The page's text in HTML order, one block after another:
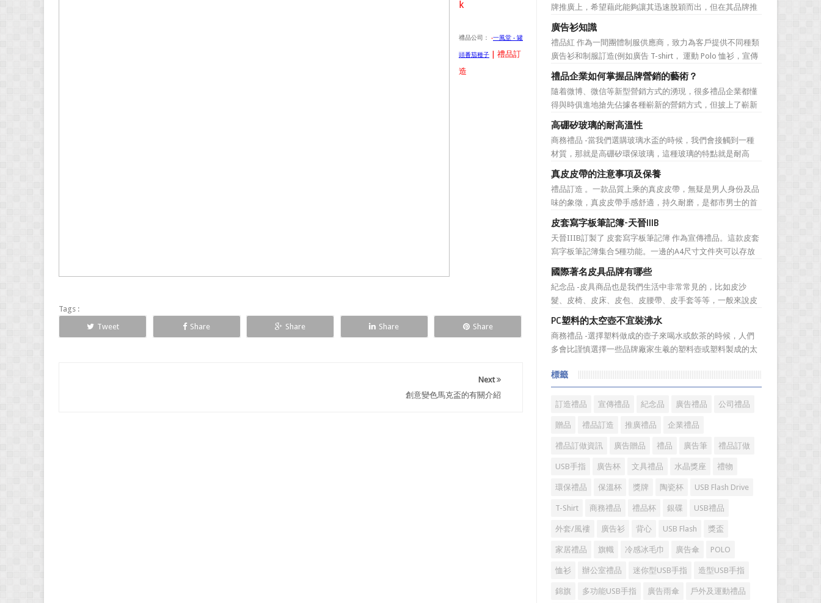
k
禮品公司： -一風堂 - 罐
頭番茄種子
| 禮品訂
造
Tags :
Tweet
Share Share Share Share
Next
創意變色馬克盃的有關介紹
動態性、社...
牌推廣上，希望藉此能夠讓其迅速脫穎而出，但在其品牌推
廣的營銷管理思路上，也有許多禮品企業走入了幾大誤區而
無法自拔，這其中，最為常見的誤區有： 誤區一：不清
楚品牌到底在表達什麼 很多禮品企業在推廣品牌之前，
不知道到...
廣告衫知識
禮品紅 作為一間團體制服供應商，致力為客戶提供不同種類
廣告衫和制服訂造(例如廣告 T-shirt， 運動 Polo 恤衫，宣傳
背心，風褸外套禮品，訂造球衣等)，從公司員工制服，到不
同宣傳活動用的制服。禮品紅都可以為客戶度身...
禮品企業如何掌握品牌營銷的藝術？
隨着微博、微信等新型營銷方式的湧現，很多禮品企業都懂
得與時俱進地搶先佔據各種嶄新的營銷方式，但披上了嶄新
的營銷軀殼，卻沒有掌握營銷的靈魂。要知道，營銷真正的
價值不是將品牌鋪設到消費者眼前，而是將品牌印到消費者
心裡 與消費者的心理距離的拉近，並不是一朝一夕的事
情，需要做好持...
高硼矽玻璃的耐高溫性
商務禮品 -當我們選購玻璃水盃的時候，我們會接觸到一種
材質，那就是高硼矽環保玻璃，這種玻璃的特點就是耐高
溫，那麼這個耐高溫的溫度限製和準確的含義是什麼呢?禮品
紅的小編給大家總結如下。 耐熱玻璃【Heat-resistant
glass】是指含有耐熱性強的硼酸﹑矽酸成分,能夠...
真皮皮帶的注意事項及保養
禮品訂造 。一款品質上乘的真皮皮帶，無疑是男人身份及品
味的象徵，真皮皮帶手感舒適，持久耐磨，是都市男士的首
選。當你還在髮愁老爸生日禮物送什麼的時候，一款真皮皮
帶就是非常不錯的選擇。但是真皮皮帶如果疏於保養，也會
黯然失色，出現裂痕和破損的痕跡，今天小編就爲大家分享
真皮皮帶的注意事項...
皮套寫字板筆記簿-天晉IIIB
天晉IIIB訂製了 皮套寫字板筆記簿 作為宣傳禮品。這款皮套
寫字板筆記簿集合5種功能。一邊的A4尺寸文件夾可以存放
A4紙或宣傳冊等。A4文件夾下是一個票據夾，可以存放收據
或支票。然後就是透明的名片夾。在正中可以掛插一支廣告
筆。最後一邊則是一本帶橫線的便簽紙，還可以當作寫字
板。選擇...
國際著名皮具品牌有哪些
紀念品 -皮具商品也是我們生活中非常常見的，比如皮沙
髮、皮椅、皮床、皮包、皮腰帶、皮手套等等，一般來說皮
具具備細膩的手感和自然的色澤度，所以深受消費者的青
睞。國際著名皮具品牌有哪些?下麵就一起來了解一下吧!
國際著名皮具品牌： 1、路易·威登(LV) 創立於
1...
PC塑料的太空壺不宜裝沸水
商務禮品 -選擇塑料做成的壺子來喝水或飲茶的時候，人們
多會比謹慎選擇一些品牌廠家生羲的塑料壺或塑料製成的太
料壺才安全? PP材質的耐熱性和穩定性好，但耐磨性比
PC差一些。而PC製品比PP製品更美觀，但不耐熱，且部分
PC...
標籤
訂造禮品 宣傳禮品 紀念品 廣告禮品 公司禮品
贈品 禮品訂造 推廣禮品 企業禮品
禮品訂做資訊 廣告贈品 禮品 廣告筆 禮品訂做
USB手指 廣告杯 文具禮品 水晶獎座 禮物
環保禮品 保溫杯 獎牌 陶瓷杯 USB Flash Drive
T-Shirt 商務禮品 禮品杯 銀碟 USB禮品
外套/風褸 廣告衫 背心 USB Flash 獎盃
家居禮品 旗幟 冷感冰毛巾 廣告傘 POLO
恤衫 辦公室禮品 迷你型USB手指 造型USB手指
錦旗 多功能USB手指 廣告雨傘 戶外及運動禮品